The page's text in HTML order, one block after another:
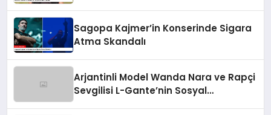
Sagopa Kajmer’in Konserinde Sigara
Atma Skandalı
Arjantinli Model Wanda Nara ve Rapçi
Sevgilisi L-Gante’nin Sosyal